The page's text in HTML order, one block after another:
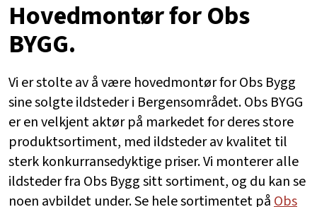
Hovedmontør for Obs
BYGG.
Vi er stolte av å være hovedmontør for Obs Bygg
sine solgte ildsteder i Bergensområdet. Obs BYGG
er en velkjent aktør på markedet for deres store
produktsortiment, med ildsteder av kvalitet til
sterk konkurransedyktige priser. Vi monterer alle
ildsteder fra Obs Bygg sitt sortiment, og du kan se
noen avbildet under. Se hele sortimentet påObs